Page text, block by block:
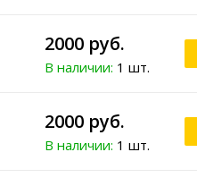
2000 руб.
В наличии: 1 шт.
2000 руб.
В наличии: 1 шт.